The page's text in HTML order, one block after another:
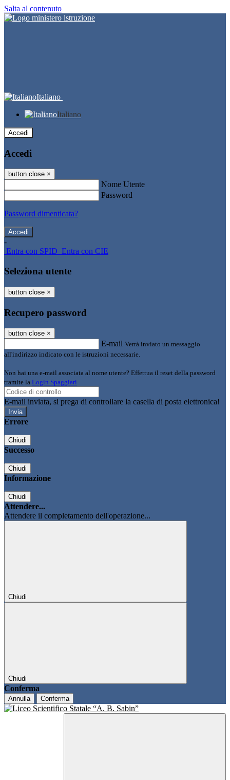
Salta al contenuto
Italiano
Italiano
Accedi
Accedi
button close ×
Nome Utente
Password
Password dimenticata?
-
Entra con SPID Entra con CIE
Seleziona utente
button close ×
Recupero password
button close ×
E-mail Verrà inviato un messaggio
all'indirizzo indicato con le istruzioni necessarie.
Non hai una e-mail associata al nome utente? Effettua il reset della password
tramite la Login Spaggiari
E-mail inviata, si prega di controllare la casella di posta elettronica!
Errore
Chiudi
Successo
Chiudi
Informazione
Chiudi
Attendere...
Attendere il completamento dell'operazione...
Chiudi
Chiudi
Conferma
Annulla Conferma